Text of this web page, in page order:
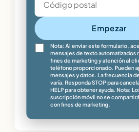
Empezar
Nota: Al enviar este formulario,
mensajes de texto automatizados
fines de marketing y atención al
teléfono proporcionado. Pueden
mensajes y datos. La frecuencia
varía. Responda STOP para
HELP para obtener ayuda. Nota:
suscripción móvil no se
con fines de marketing.